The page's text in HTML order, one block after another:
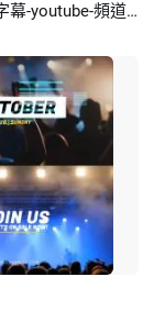
模糊-流行-音樂-播放清單-歌曲-歌詞-時尚-字幕-youtube-頻道-介紹-結尾